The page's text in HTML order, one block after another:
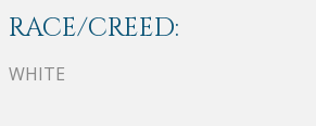
RACE/CREED:
WHITE